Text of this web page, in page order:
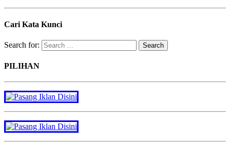
Cari Kata Kunci
Search for:
PILIHAN